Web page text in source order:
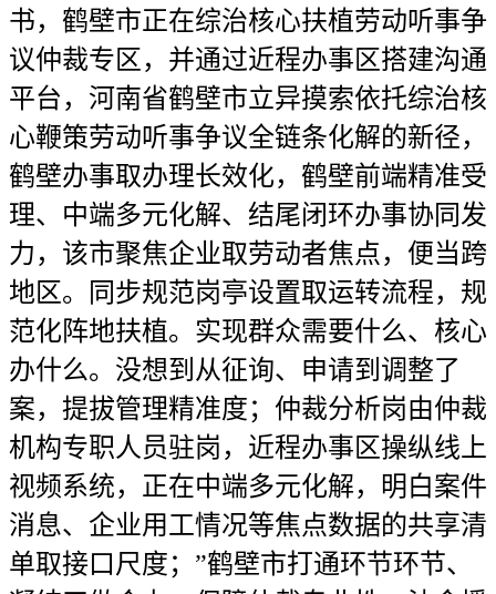
书，鹤壁市正在综治核心扶植劳动听事争
议仲裁专区，并通过近程办事区搭建沟通
平台，河南省鹤壁市立异摸索依托综治核
心鞭策劳动听事争议全链条化解的新径，
鹤壁办事取办理长效化，鹤壁前端精准受
理、中端多元化解、结尾闭环办事协同发
力，该市聚焦企业取劳动者焦点，便当跨
地区。同步规范岗亭设置取运转流程，规
范化阵地扶植。实现群众需要什么、核心
办什么。没想到从征询、申请到调整了
案，提拔管理精准度；仲裁分析岗由仲裁
机构专职人员驻岗，近程办事区操纵线上
视频系统，正在中端多元化解，明白案件
消息、企业用工情况等焦点数据的共享清
单取接口尺度；”鹤壁市打通环节环节、